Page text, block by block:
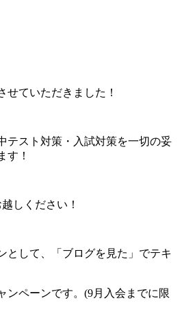
せていただきました！
テスト対策・入試対策を一切の妥
す！
しください！
として、「ブログを見た」でテキ
ンペーンです。(9月入会までに限